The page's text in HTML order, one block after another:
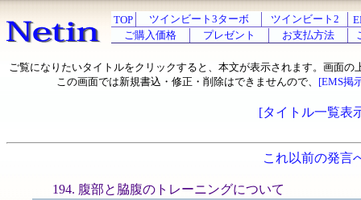
TOP ツインビート3ターボ ツインビート2
ご購入価格
プレゼント お支払方法
ご覧になりたいタイトルをクリックすると、本文が表示されます。画面の
この画面では新規書込・修正・削除はできませんので、 [EMS掲
[タイトル一覧表
これ以前の発言
194. 腹部と脇腹のトレーニングについて